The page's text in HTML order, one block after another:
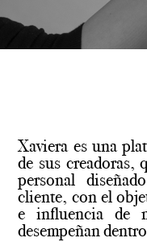
Xaviera es una
de sus creadoras,
personal
cliente, con el
e influencia de
desempeñan